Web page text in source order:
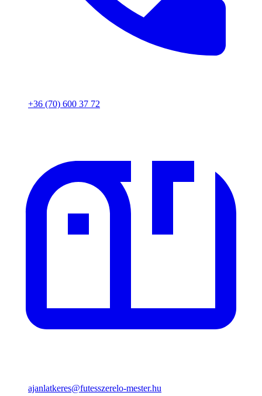
+36 (70) 600 37 72
ajanlatkeres@futesszerelo-mester.hu